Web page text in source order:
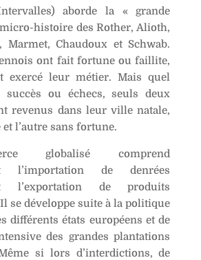
aborde la « grande
histoire des Rother, Alioth,
Marmet, Chaudoux et Schwab.
ont fait fortune ou faillite,
exercé leur métier. Mais quel
ou échecs, seuls deux
revenus dans leur ville natale,
l’autre sans fortune.
globalisé comprend
l’importation de denrées
l’exportation de produits
se développe suite à la politique
différents états européens et de
des grandes plantations
si lors d’interdictions, de